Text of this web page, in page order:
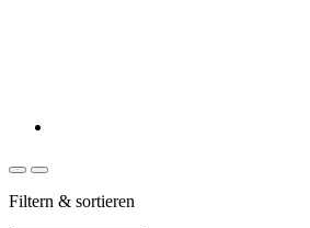
Filtern & sortieren